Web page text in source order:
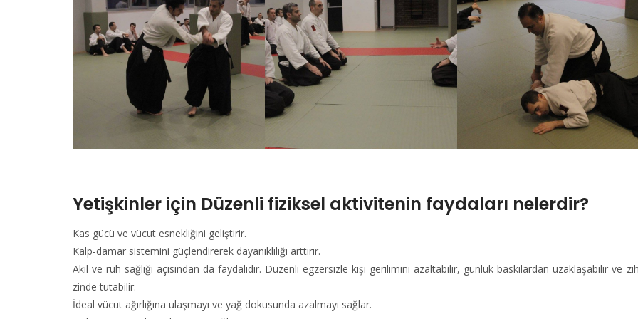
Yetişkinler için Düzenli fiziksel aktivitenin faydaları nelerdir?
Kas gücü ve vücut esnekliğini geliştirir.
Kalp-damar sistemini güçlendirerek dayanıklılığı arttırır.
Akıl ve ruh sağlığı açısından da faydalıdır. Düzenli egzersizle kişi gerilimini azaltabilir, günlük baskılardan uzaklaşabilir ve
zinde tutabilir.
İdeal vücut ağırlığına ulaşmayı ve yağ dokusunda azalmayı sağlar.